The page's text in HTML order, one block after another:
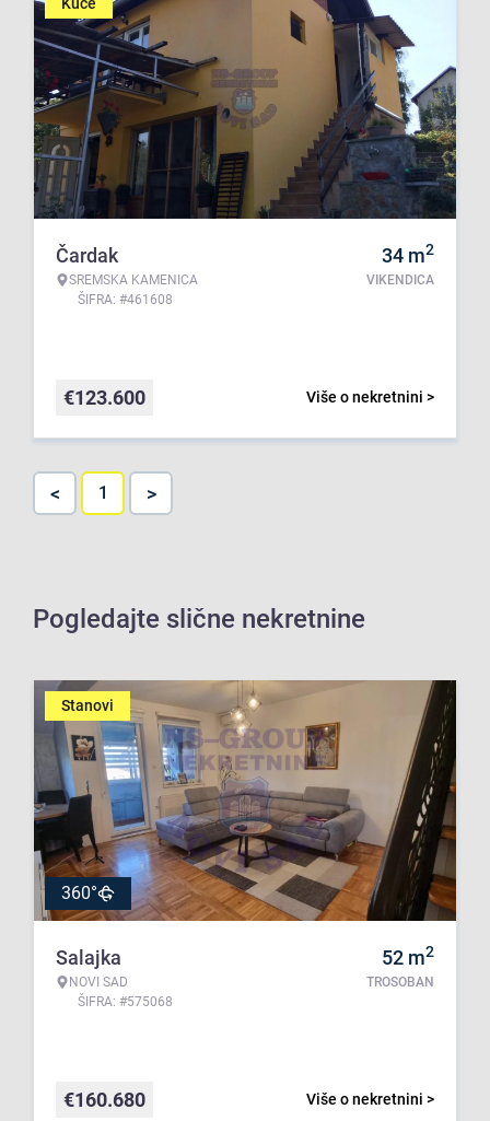
Čardak
SREMSKA KAMENICA
ŠIFRA: #461608
34 m2
VIKENDICA
Više o nekretnini >
€123.600
< 1 >
Pogledajte slične nekretnine
Stanovi
360°
Salajka
NOVI SAD
ŠIFRA: #575068
52 m2
TROSOBAN
Više o nekretnini >
€160.680